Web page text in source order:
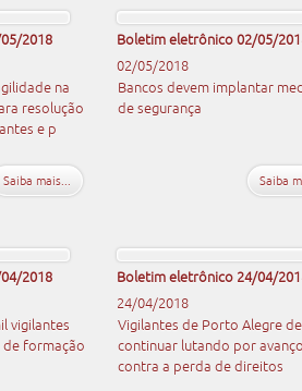
2018
na
resolução
e p
Saiba mais...
Boletim eletrônico 02/05/
02/05/2018
Bancos devem implantar
de segurança
Saiba
2018
vigilantes
de formação
Boletim eletrônico 24/04/
24/04/2018
Vigilantes de Porto Alegre
continuar lutando por
contra a perda de direitos